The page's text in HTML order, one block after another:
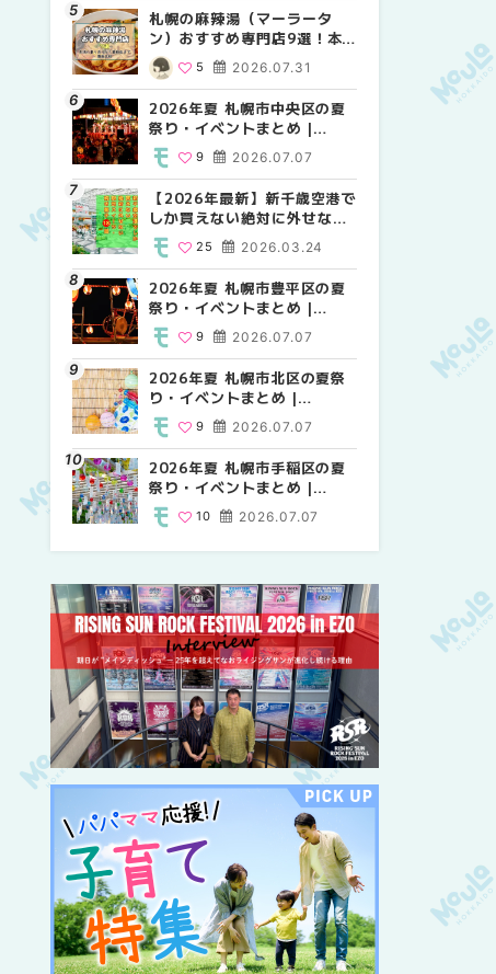
札幌の麻辣湯（マーラータ
ン）おすすめ専門店9選！本
場の量り売りから最新店まで
徹底比較 | MouLa
HOKKAIDO
2026.07.31
5
2026年夏 札幌市中央区の夏
祭り・イベントまとめ |
MouLa HOKKAIDO
2026.07.07
9
【2026年最新】新千歳空港で
しか買えない絶対に外せない
限定スイーツ・焼き菓子18選
| MouLa HOKKAIDO
2026.03.24
25
2026年夏 札幌市豊平区の夏
祭り・イベントまとめ |
MouLa HOKKAIDO
2026.07.07
9
2026年夏 札幌市北区の夏祭
り・イベントまとめ |
MouLa HOKKAIDO
2026.07.07
9
2026年夏 札幌市手稲区の夏
祭り・イベントまとめ |
MouLa HOKKAIDO
2026.07.07
10
2026年夏 札幌市白石区の夏
祭り・イベントまとめ |
9
2026年夏 札幌市清田区の夏
祭り・イベントまとめ |
6
2026年夏 札幌市南区の夏祭
り・イベントまとめ |
8
2026年夏 札幌市豊平区の夏
祭り・イベントまとめ |
9
2026年夏 札幌市中央区の夏
祭り・イベントまとめ |
9
2026年夏 恵庭市・千歳市の
夏祭り・イベントまとめ |
9
2026年夏 札幌市手稲区の夏
祭り・イベントまとめ |
10
札幌の麻辣湯（マーラータ
ン）おすすめ専門店6選！本
徹底比較 | MouLa
HOKKAIDO
5
2026年夏 札幌市清田区の夏
祭り・イベントまとめ |
6
【2026年最新】新千歳空港で
しか買えない絶対に外せない
| MouLa HOKKAIDO
25
【新千歳空港】新カードラウ
ンジが開業。「SUPER
ラウンジアネックス）」をご
紹介！！ | MouLa
HOKKAIDO
18
2026年夏 札幌市豊平区の夏
祭り・イベントまとめ |
9